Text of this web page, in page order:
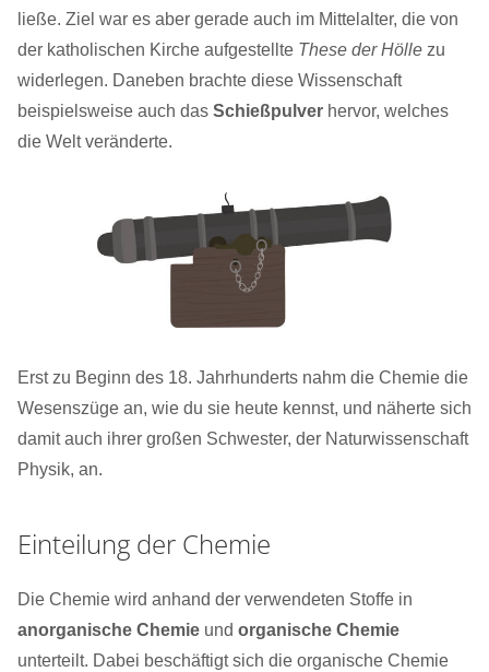
ließe. Ziel war es aber gerade auch im Mittelalter, die von
der katholischen Kirche aufgestellte These der Hölle zu
widerlegen. Daneben brachte diese Wissenschaft
beispielsweise auch das Schießpulver hervor, welches
die Welt veränderte.
Erst zu Beginn des 18. Jahrhunderts nahm die Chemie die
Wesenszüge an, wie du sie heute kennst, und näherte sich
damit auch ihrer großen Schwester, der Naturwissenschaft
Physik, an.
Einteilung der Chemie
Die Chemie wird anhand der verwendeten Stoffe in
anorganische Chemie und organische Chemie
unterteilt. Dabei beschäftigt sich die organische Chemie